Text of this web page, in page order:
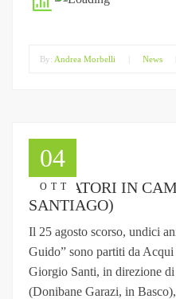
By: Andrea Morbelli News
04
OTT
ANIMATORI IN
SANTIAGO)
Il 25 agosto scorso, undici
Guido” sono partiti da
Giorgio Santi, in direzione
(Donibane Garazi, in